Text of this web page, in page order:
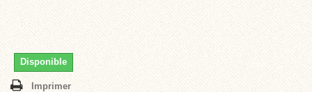
Disponible
Imprimer